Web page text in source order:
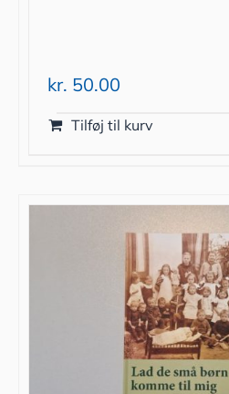
kr. 50.00
Tilføj til kurv